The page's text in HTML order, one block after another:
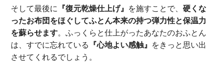
そして最後に 『復元乾燥仕上げ』 を施すことで、硬くな
ったお布団をほぐしてふとん本来の持つ弾力性と保温力
を蘇らせます。ふっくらと仕上がったあなたのおふとん
は、すでに忘れている
『心地よい感触』 をきっと思い出
させてくれるでしょう。